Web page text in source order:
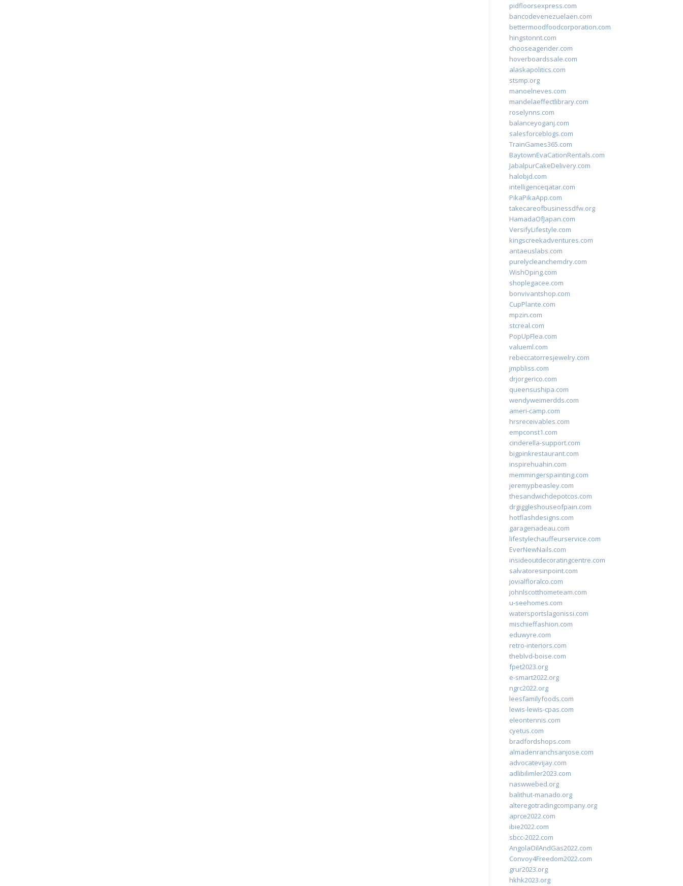
pidfloorsexpress.com
bancodevenezuelaen.com
bettermoodfoodcorporation.com
hingstonnt.com
chooseagender.com
hoverboardssale.com
alaskapolitics.com
stsmp.org
manoelneves.com
mandelaeffectlibrary.com
roselynns.com
balanceyoganj.com
salesforceblogs.com
TrainGames365.com
BaytownEvaCationRentals.com
JabalpurCakeDelivery.com
halobjd.com
intelligenceqatar.com
PikaPikaApp.com
takecareofbusinessdfw.org
HamadaOfJapan.com
VersifyLifestyle.com
kingscreekadventures.com
antaeuslabs.com
purelycleanchemdry.com
WishOping.com
shoplegacee.com
bonvivantshop.com
CupPlante.com
mpzin.com
stcreal.com
PopUpFlea.com
valueml.com
rebeccatorresjewelry.com
jmpbliss.com
drjorgerico.com
queensushipa.com
wendyweimerdds.com
ameri-camp.com
hrsreceivables.com
empconst1.com
cinderella-support.com
bigpinkrestaurant.com
inspirehuahin.com
memmingerspainting.com
jeremypbeasley.com
thesandwichdepotcos.com
drgiggleshouseofpain.com
hotflashdesigns.com
garagenadeau.com
lifestylechauffeurservice.com
EverNewNails.com
insideoutdecoratingcentre.com
salvatoresinpoint.com
jovialfloralco.com
johnlscotthometeam.com
u-seehomes.com
watersportslagonissi.com
mischieffashion.com
eduwyre.com
retro-interiors.com
theblvd-boise.com
fpet2023.org
e-smart2022.org
ngrc2022.org
leesfamilyfoods.com
lewis-lewis-cpas.com
eleontennis.com
cyetus.com
bradfordshops.com
almadenranchsanjose.com
advocatevijay.com
adlibilimler2023.com
naswwebed.org
balithut-manado.org
alteregotradingcompany.org
aprce2022.com
ibie2022.com
sbcc-2022.com
AngolaOilAndGas2022.com
Convoy4Freedom2022.com
grur2023.org
hkhk2023.org